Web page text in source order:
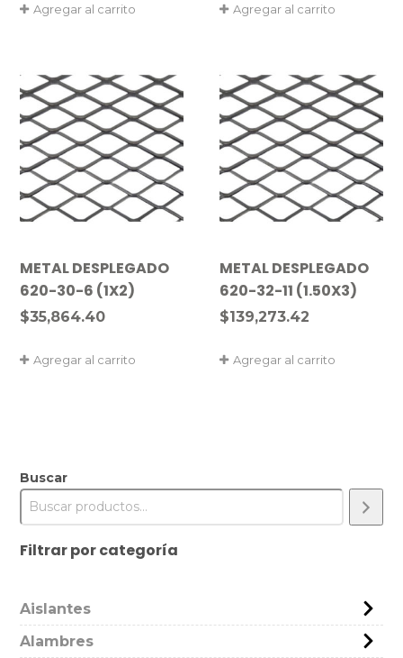
Agregar al carrito Agregar al carrito
METAL DESPLEGADO
620-30-6 (1X2)
$35,864.40
Agregar al carrito
METAL DESPLEGADO
620-32-11 (1.50X3)
$139,273.42
Agregar al carrito
Buscar
Filtrar por categoría
Aislantes
Alambres